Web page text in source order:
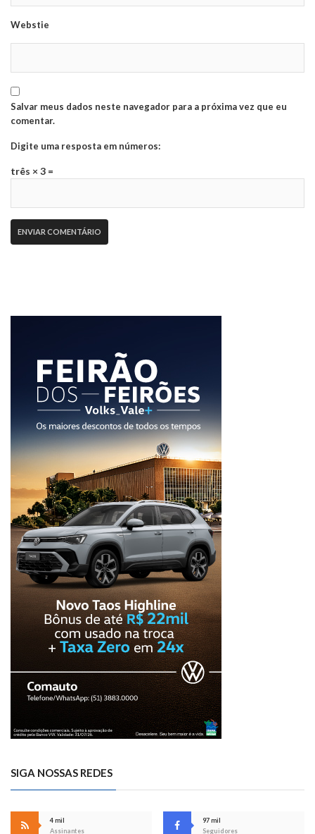
Webstie
Salvar meus dados neste navegador para a próxima vez que eu
comentar.
Digite uma resposta em números:
três × 3 =
SIGA NOSSAS REDES
4 mil
Assinantes
97 mil
Seguidores